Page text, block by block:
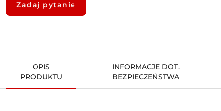
dostawa
Zadaj pytanie
OPIS
PRODUKTU
INFORMACJE DOT.
BEZPIECZEŃSTWA